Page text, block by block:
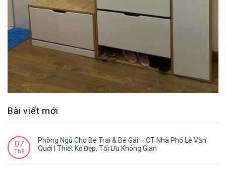
Bài viết mới
07
Th8
Phòng Ngủ Cho Bé Trai & Bé Gái – CT Nhà Phố Lê Văn
Quới | Thiết Kế Đẹp, Tối Ưu Không Gian